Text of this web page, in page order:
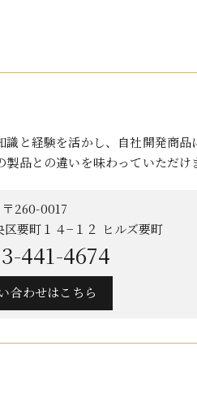
と経験を活かし、自社開発商
品との違いを味わっていただけ
〒260-0017
区要町１４−１２ ヒルズ要町
441-4674
合わせはこちら